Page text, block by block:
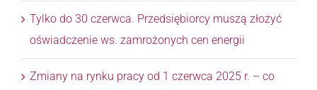
Tylko do 30 czerwca. Przedsiębiorcy muszą złożyć
oświadczenie ws. zamrożonych cen energii
Zmiany na rynku pracy od 1 czerwca 2025 r. – co